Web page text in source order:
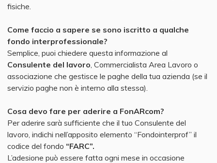
fisiche.
Come faccio a sapere se sono iscritto a qualche
fondo interprofessionale?
Semplice, puoi chiedere questa informazione al
Consulente del lavoro , Commercialista Area Lavoro o
associazione che gestisce le paghe della tua azienda (se il
servizio paghe non è interno alla stessa).
Cosa devo fare per aderire a FonARcom?
Per aderire sarà sufficiente che il tuo Consulente del
lavoro, indichi nell’apposito elemento “Fondointerprof” il
codice del fondo “FARC”.
L’adesione può essere fatta ogni mese in occasione